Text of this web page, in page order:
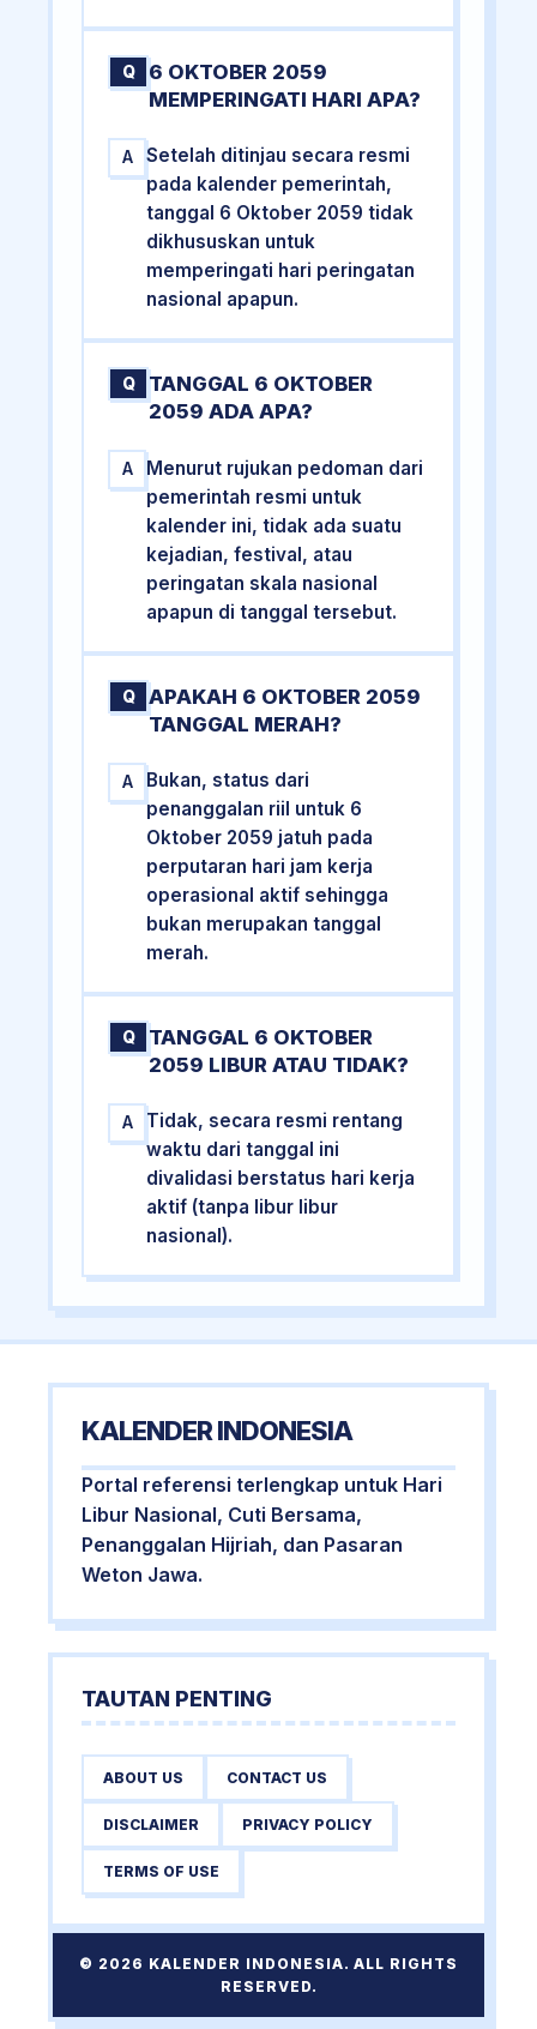
Q
6 OKTOBER 2059
MEMPERINGATI HARI APA?
A
Setelah ditinjau secara resmi
pada kalender pemerintah,
tanggal 6 Oktober 2059 tidak
dikhususkan untuk
memperingati hari peringatan
nasional apapun.
Q
TANGGAL 6 OKTOBER
2059 ADA APA?
A
Menurut rujukan pedoman dari
pemerintah resmi untuk
kalender ini, tidak ada suatu
kejadian, festival, atau
peringatan skala nasional
apapun di tanggal tersebut.
Q
APAKAH 6 OKTOBER 2059
TANGGAL MERAH?
A
Bukan, status dari
penanggalan riil untuk 6
Oktober 2059 jatuh pada
perputaran hari jam kerja
operasional aktif sehingga
bukan merupakan tanggal
merah.
Q
TANGGAL 6 OKTOBER
2059 LIBUR ATAU TIDAK?
A
Tidak, secara resmi rentang
waktu dari tanggal ini
divalidasi berstatus hari kerja
aktif (tanpa libur libur
nasional).
KALENDER INDONESIA
Portal referensi terlengkap untuk Hari
Libur Nasional, Cuti Bersama,
Penanggalan Hijriah, dan Pasaran
Weton Jawa.
TAUTAN PENTING
ABOUT US CONTACT US
DISCLAIMER PRIVACY POLICY
TERMS OF USE
© 2026 KALENDER INDONESIA. ALL RIGHTS
RESERVED.